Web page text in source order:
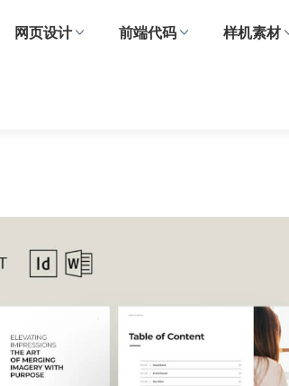
网页设计 前端代码 样机素材